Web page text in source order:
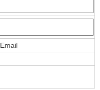
Email